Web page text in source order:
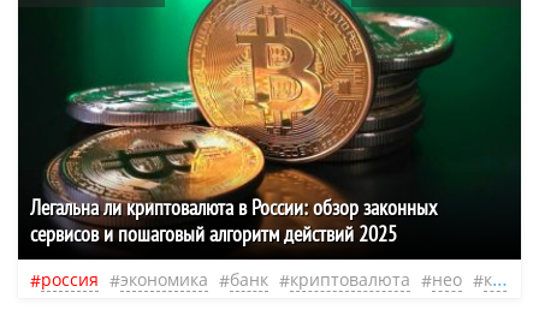
Легальна ли криптовалюта в России: обзор законных
сервисов и пошаговый алгоритм действий 2025
россия экономика банк криптовалюта нео курс